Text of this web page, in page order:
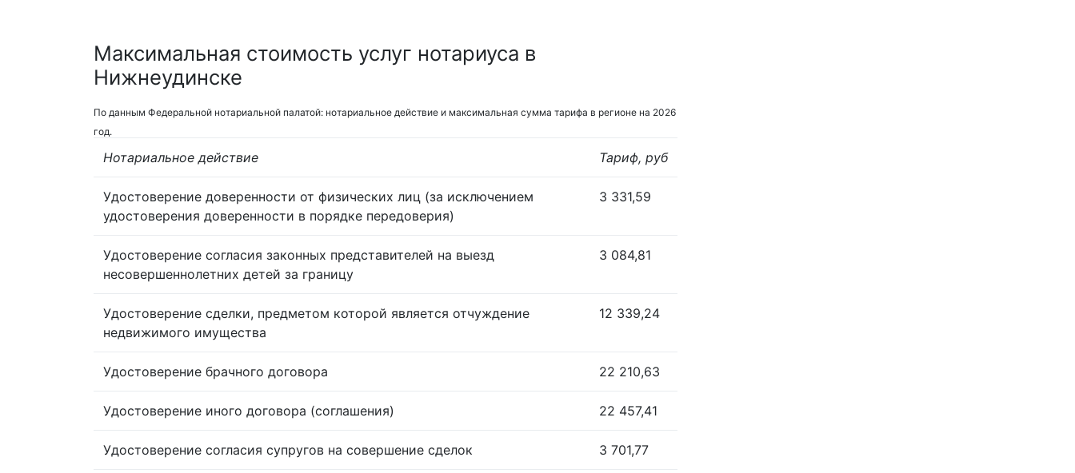
Максимальная стоимость услуг нотариуса в
Нижнеудинске
По данным Федеральной нотариальной палатой: нотариальное действие и максимальная сумма тарифа в регионе на 2026
год.
Нотариальное действие Тариф, руб
Удостоверение доверенности от физических лиц (за исключением
удостоверения доверенности в порядке передоверия)
3 331,59
Удостоверение согласия законных представителей на выезд
несовершеннолетних детей за границу
3 084,81
Удостоверение сделки, предметом которой является отчуждение
недвижимого имущества
12 339,24
Удостоверение брачного договора 22 210,63
Удостоверение иного договора (соглашения) 22 457,41
Удостоверение согласия супругов на совершение сделок 3 701,77